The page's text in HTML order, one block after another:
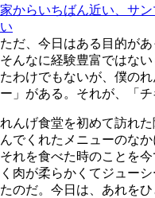
家からいちばん近い、サ
い
ただ、今日はある目的が
そんなに経験豊富ではな
たわけでもないが、僕の
ー」がある。それが、「
れんげ食堂を初めて訪れ
んでくれたメニューのな
それを食べた時のことを
く肉が柔らかくてジュー
たのだ。今日は、あれを